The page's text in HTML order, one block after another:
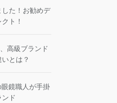
た！お勧めデ
ト！
高級ブランド
とは？
鏡職人が手掛
ド